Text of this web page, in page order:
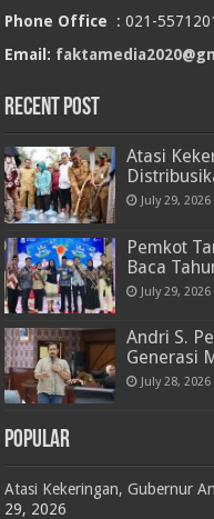
Phone Office : 021-
Email:
RECENT POST
Atasi
July 29, 2026
Pemkot
Baca
July 29, 2026
Andri S.
Generasi
July 28, 2026
POPULAR
Atasi Kekeringan, Gubernur
29, 2026